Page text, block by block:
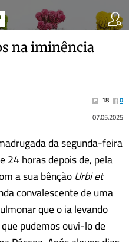
na iminência
18
0
07.05.2025
da segunda-feira
24 horas depois de, pela
a sua bênçãoUrbi et
convalescente de uma
que o ia levando
pudemos ouvi-lo de